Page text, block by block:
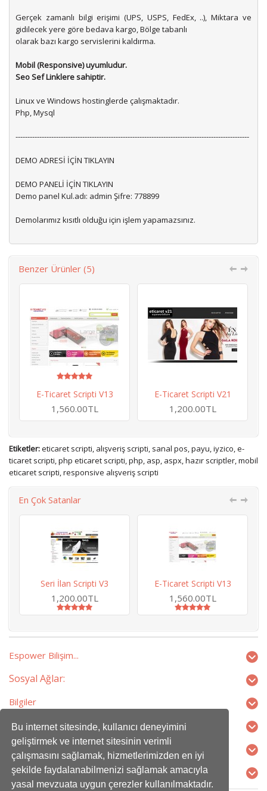
Bu internet sitesinde, kullanıcı deneyimini
geliştirmek ve internet sitesinin verimli
çalışmasını sağlamak, hizmetlerimizden en iyi
şekilde faydalanabilmenizi sağlamak amacıyla
yasal mevzuata uygun çerezler kullanılmaktadır.
Gerçek zamanlı bilgi erişimi (UPS, USPS, FedEx, ..), Miktara ve
gidilecek yere göre bedava kargo, Bölge tabanlı
olarak bazı kargo servislerini kaldırma.
Mobil (Responsive) uyumludur.
Seo Sef Linklere sahiptir.
Linux ve Windows hostinglerde çalışmaktadır.
Php, Mysql
--------------------------------------------------------------------------------------------------
DEMO ADRESİ İÇİN TIKLAYIN
DEMO PANELİ İÇİN TIKLAYIN
Demo panel Kul.adı: admin Şifre: 778899
Demolarımız kısıtlı olduğu için işlem yapamazsınız.
Benzer Ürünler (5)
E-Ticaret Scripti V13
1,560.00TL
E-Ticaret Scripti V21
1,200.00TL
Etiketler:eticaret scripti, alışveriş scripti, sanal pos,payu,iyzico,e-
ticaret scripti,php eticaret scripti,php, asp, aspx,hazır scriptler,mobil
eticaret scripti,responsive alışveriş scripti
En Çok Satanlar
Seri İlan Scripti V3
1,200.00TL
E-Ticaret Scripti V13
1,560.00TL
Espower Bilişim...
Sosyal Ağlar:
Bilgiler
Ekstralar
Profilim
İletişim